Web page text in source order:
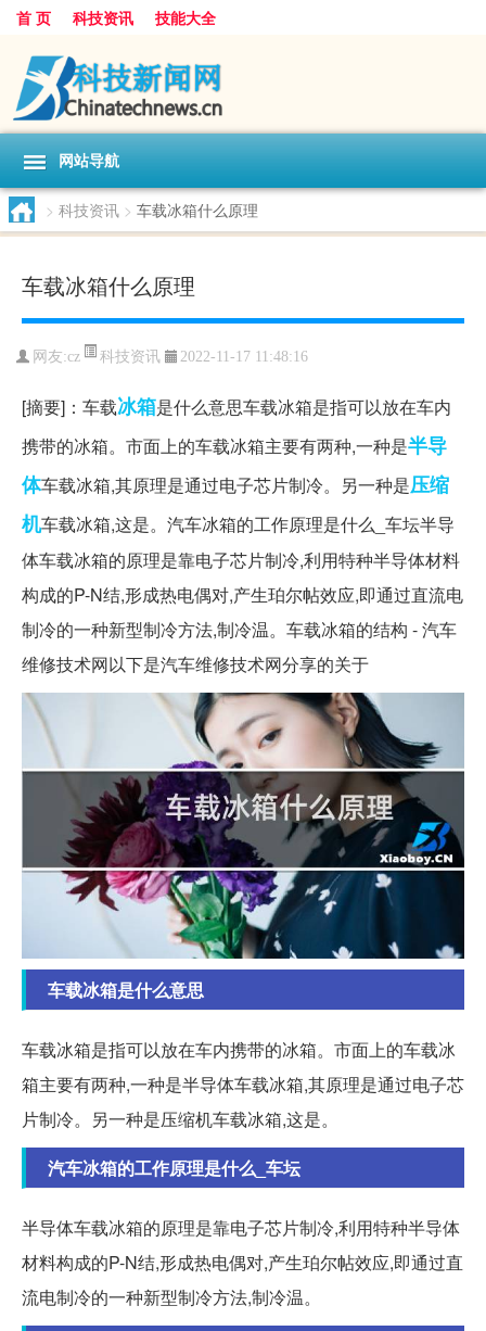
首 页 科技资讯 技能大全
网站导航
> 科技资讯 > 车载冰箱什么原理
车载冰箱什么原理
网友:cz 科技资讯 2022-11-17 11:48:16
[摘要]：车载冰箱是什么意思车载冰箱是指可以放在车内
携带的冰箱。市面上的车载冰箱主要有两种,一种是半导
体车载冰箱,其原理是通过电子芯片制冷。另一种是压缩
机车载冰箱,这是。汽车冰箱的工作原理是什么_车坛半导
体车载冰箱的原理是靠电子芯片制冷,利用特种半导体材料
构成的P-N结,形成热电偶对,产生珀尔帖效应,即通过直流电
制冷的一种新型制冷方法,制冷温。车载冰箱的结构 - 汽车
维修技术网以下是汽车维修技术网分享的关于
车载冰箱是什么意思
车载冰箱是指可以放在车内携带的冰箱。市面上的车载冰
箱主要有两种,一种是半导体车载冰箱,其原理是通过电子芯
片制冷。另一种是压缩机车载冰箱,这是。
汽车冰箱的工作原理是什么_车坛
半导体车载冰箱的原理是靠电子芯片制冷,利用特种半导体
材料构成的P-N结,形成热电偶对,产生珀尔帖效应,即通过直
流电制冷的一种新型制冷方法,制冷温。